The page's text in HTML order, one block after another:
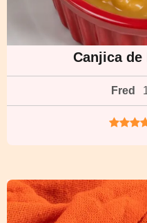
Canjica de
Fred